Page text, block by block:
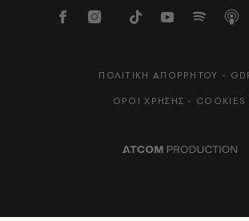
ΠΟΛΙΤΙΚΗ ΑΠΟΡΡΗΤΟΥ -
ΟΡΟΙ ΧΡΗΣΗΣ - COOKIES